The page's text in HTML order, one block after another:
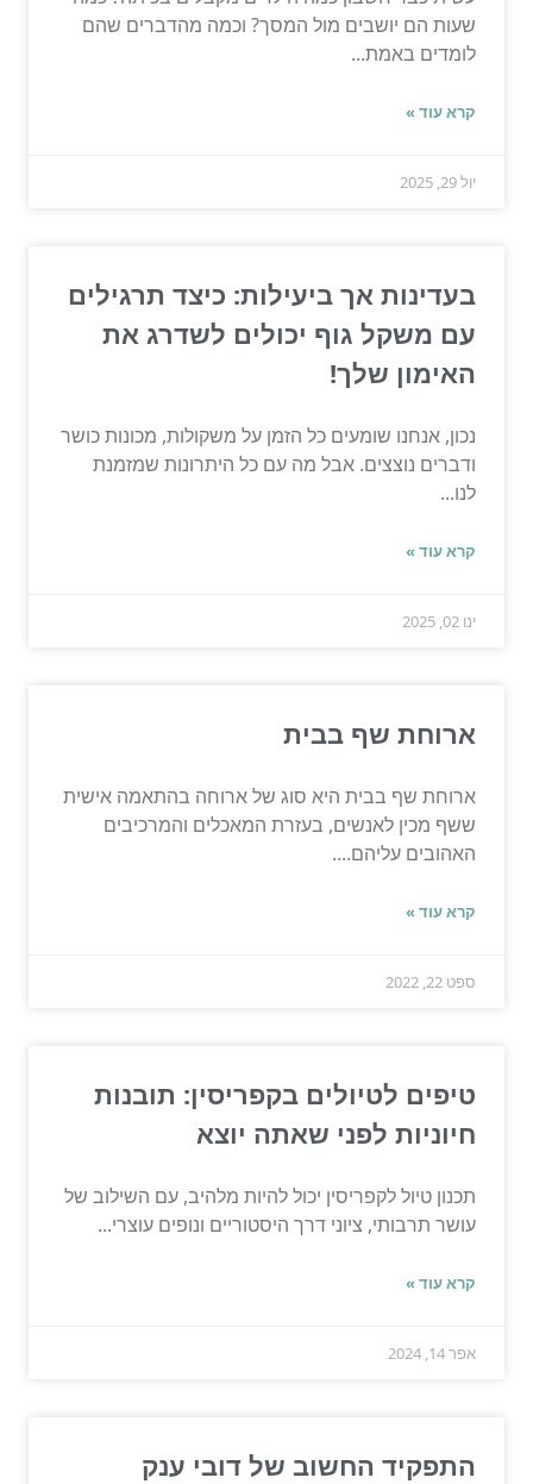
שעות הם יושבים מול המסך? וכמה מהדברים שהם
לומדים באמת...
קרא עוד »
יול 29, 2025
בעדינות אך ביעילות: כיצד תרגילים
עם משקל גוף יכולים לשדרג את
האימון שלך!
נכון, אנחנו שומעים כל הזמן על משקולות, מכונות כושר
ודברים נוצצים. אבל מה עם כל היתרונות שמזמנת
לנו...
קרא עוד »
ינו 02, 2025
ארוחת שף בבית
ארוחת שף בבית היא סוג של ארוחה בהתאמה אישית
ששף מכין לאנשים, בעזרת המאכלים והמרכיבים
האהובים עליהם....
קרא עוד »
ספט 22, 2022
טיפים לטיולים בקפריסין: תובנות
חיוניות לפני שאתה יוצא
תכנון טיול לקפריסין יכול להיות מלהיב, עם השילוב של
עושר תרבותי, ציוני דרך היסטוריים ונופים עוצרי...
קרא עוד »
אפר 14, 2024
התפקיד החשוב של דובי ענק